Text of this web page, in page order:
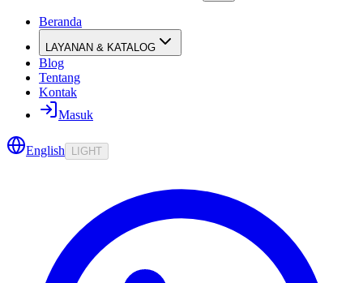
Beranda
LAYANAN & KATALOG
Blog
Tentang
Kontak
Masuk
English LIGHT